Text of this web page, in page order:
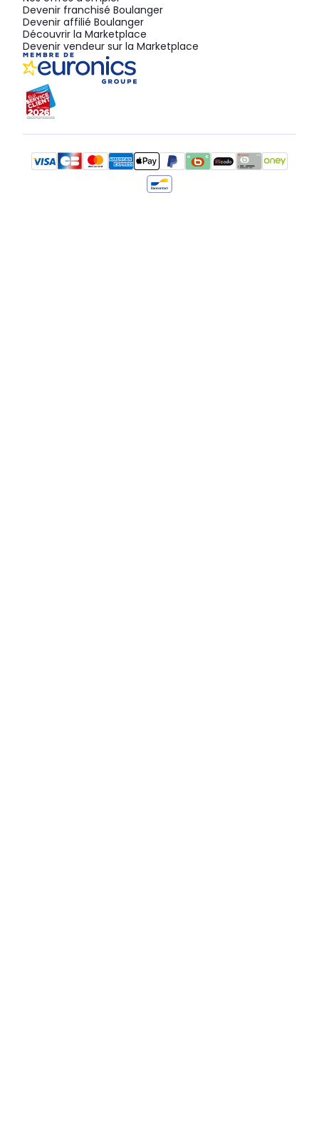
Devenir franchisé Boulanger
Devenir affilié Boulanger
Découvrir la Marketplace
Devenir vendeur sur la Marketplace